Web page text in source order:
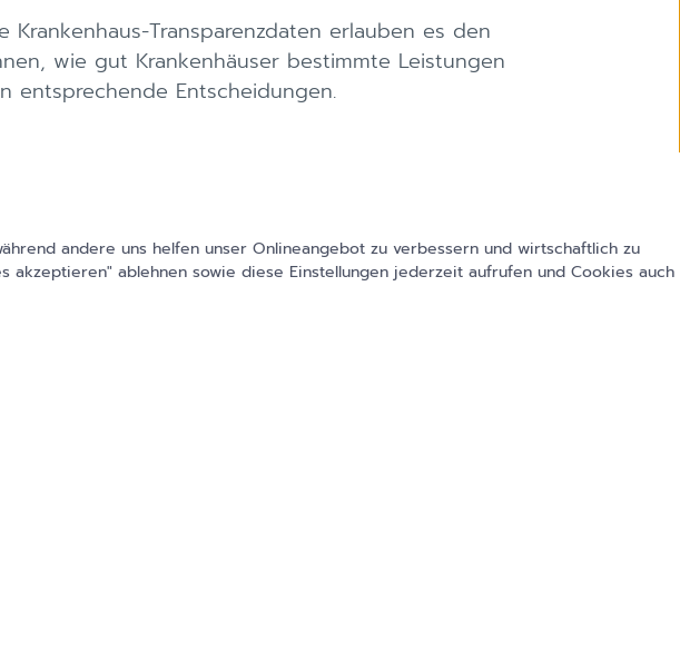
Krankenhaus-Transparenzdaten erlauben es den
wie gut Krankenhäuser bestimmte Leistungen
entsprechende Entscheidungen.
bestimmte Leistungen nicht mehr anbieten
Versorgungslücken entstehen, erklärtder
Krankenhausreformanpassungsgesetz (KHAG) sieht
andere uns helfen unser Onlineangebot zu verbessern und wirtschaftlich zu
ablehnen sowie diese Einstellungen jederzeit aufrufen und Cookies auch